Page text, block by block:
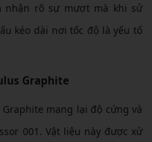
nhận rõ sự mượt mà khi sử
kéo dài nơi tốc độ là yếu tố
Graphite
mang lại độ cứng và
001. Vật liệu này được xử